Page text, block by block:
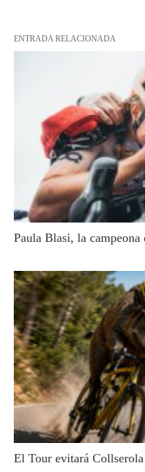
ENTRADA RELACIONADA
Paula Blasi, la
El Tour evitará